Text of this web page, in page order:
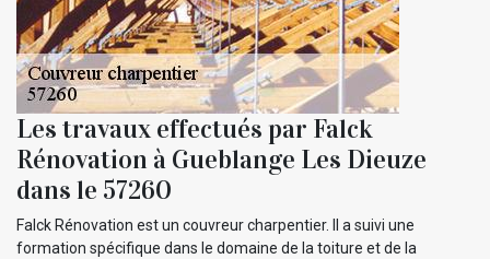
Les travaux effectués par Falck
Rénovation à Gueblange Les Dieuze
dans le 57260
Falck Rénovation est un couvreur charpentier. Il a suivi une
formation spécifique dans le domaine de la toiture et de la